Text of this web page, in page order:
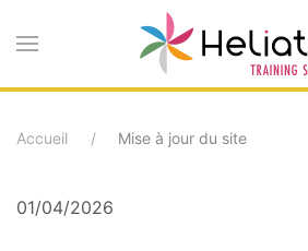
au
principal
Accueil Mise à jour du site
01/04/2026